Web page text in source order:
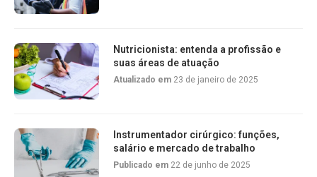
Nutricionista: entenda a profissão e
suas áreas de atuação
Atualizado em 23 de janeiro de 2025
Instrumentador cirúrgico: funções,
salário e mercado de trabalho
Publicado em 22 de junho de 2025